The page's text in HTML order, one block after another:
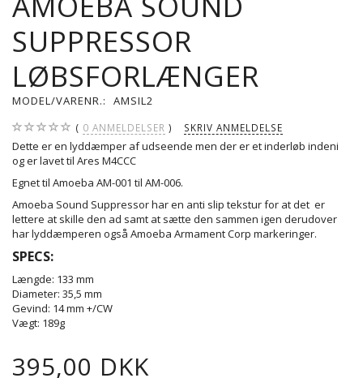
SUPPRESSOR
LØBSFORLÆNGER
MODEL/VARENR.: AMSIL2
0 ANMELDELSER SKRIV ANMELDELSE
Dette er en lyddæmper af udseende men der er et inderløb indeni
og er lavet til Ares M4CCC
Egnet til Amoeba AM-001 til AM-006.
Amoeba Sound Suppressor har en anti slip tekstur for at det er
lettere at skille den ad samt at sætte den sammen igen derudover
har lyddæmperen også Amoeba Armament Corp markeringer.
SPECS:
Længde: 133 mm
Diameter: 35,5 mm
Gevind: 14 mm +/CW
Vægt: 189g
395,00 DKK